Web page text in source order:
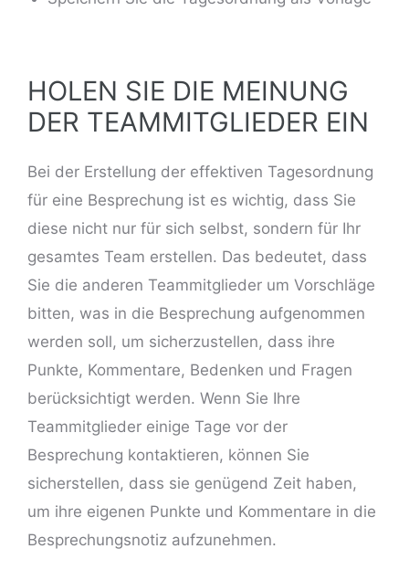
HOLEN SIE DIE MEINUNG
DER TEAMMITGLIEDER EIN
Bei der Erstellung der effektiven Tagesordnung
für eine Besprechung ist es wichtig, dass Sie
diese nicht nur für sich selbst, sondern für Ihr
gesamtes Team erstellen. Das bedeutet, dass
Sie die anderen Teammitglieder um Vorschläge
bitten, was in die Besprechung aufgenommen
werden soll, um sicherzustellen, dass ihre
Punkte, Kommentare, Bedenken und Fragen
berücksichtigt werden. Wenn Sie Ihre
Teammitglieder einige Tage vor der
Besprechung kontaktieren, können Sie
sicherstellen, dass sie genügend Zeit haben,
um ihre eigenen Punkte und Kommentare in die
Besprechungsnotiz aufzunehmen.